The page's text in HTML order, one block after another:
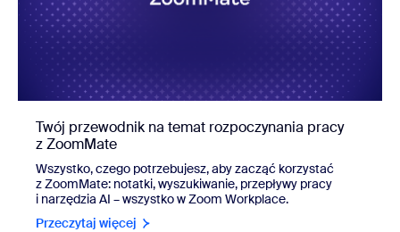
Twój przewodnik na temat rozpoczynania pracy
z ZoomMate
Wszystko, czego potrzebujesz, aby zacząć korzystać
z ZoomMate: notatki, wyszukiwanie, przepływy pracy
i narzędzia AI – wszystko w Zoom Workplace.
Przeczytaj więcej